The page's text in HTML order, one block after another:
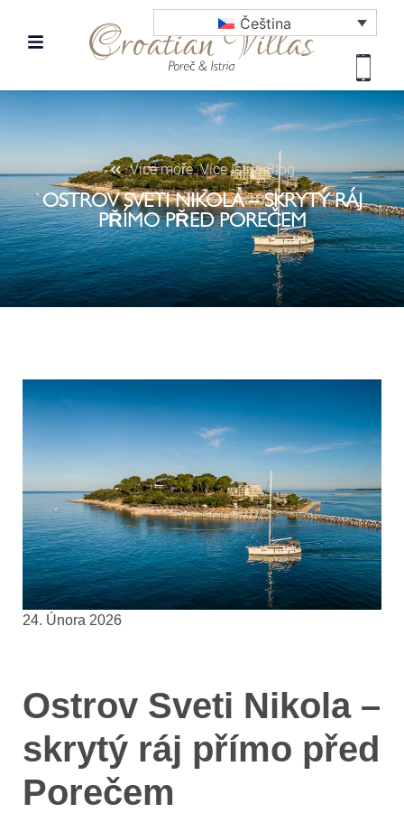
Čeština
Více moře. Více Istria Blog
OSTROV SVETI NIKOLA – SKRYTÝ RÁJ
PŘÍMO PŘED POREČEM
24. Února 2026
Ostrov Sveti Nikola –
skrytý ráj přímo před
Porečem